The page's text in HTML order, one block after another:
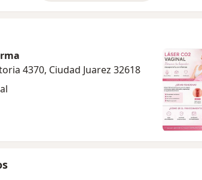
4370, Ciudad Juarez 32618